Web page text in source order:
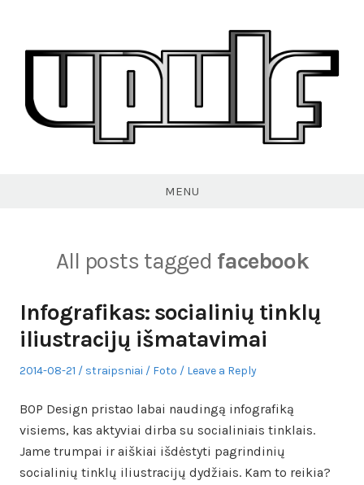
content
MENU
All posts tagged facebook
Infografikas: socialinių tinklų
iliustracijų išmatavimai
Posted
2014-08-21 Author
straipsniai
Posted
Foto Leave a Reply
BOP Design pristao labai naudingą infografiką
visiems, kas aktyviai dirba su socialiniais tinklais.
Jame trumpai ir aiškiai išdėstyti pagrindinių
socialinių tinklų iliustracijų dydžiais. Kam to reikia?